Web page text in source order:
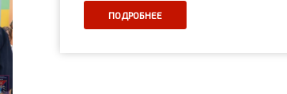
ПОДРОБНЕЕ